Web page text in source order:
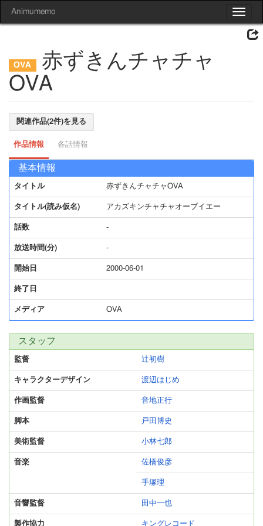
Toggle
Animumemo
赤ずきんチャチャ
OVA
関連作品(2件)を見る
作品情報 各話情報
基本情報
タイトル 赤ずきんチャチャOVA
タイトル(読み仮名) アカズキンチャチャオーブイエー
話数 -
放送時間(分) -
開始日 2000-06-01
終了日
メディア OVA
スタッフ
監督 辻初樹
キャラクターデザイン 渡辺はじめ
作画監督 音地正行
脚本 戸田博史
美術監督 小林七郎
音楽 佐橋俊彦
手塚理
音響監督 田中一也
製作協力 キングレコード